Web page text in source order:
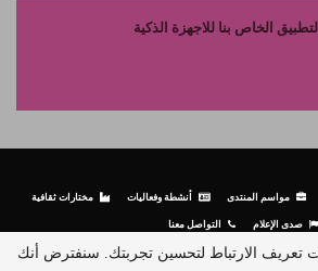
الخاص بنا للاجهزة الذكية
مواسم المنتدى أنشطة وفعاليات مختارات ثقافية
صدى الإعلام التواصل معنا
تعريف الارتباط لتحسين تجربتك. سنفترض أنك